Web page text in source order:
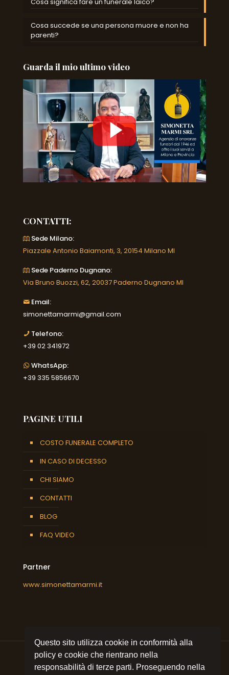
Questo sito utilizza cookie in conformità alla
policy e cookie che rientrano nella
responsabilità di terze parti. Proseguendo nella
Cosa succede se una persona muore e non ha
parenti?
Guarda il mio ultimo video
CONTATTI:
Sede Milano:
Piazzale Antonio Baiamonti, 3, 20154 Milano MI
Sede Paderno Dugnano:
Via Bruno Buozzi, 62, 20037 Paderno Dugnano MI
Email:
simonettamarmi@gmail.com
Telefono:
+39 02 341972
WhatsApp:
+39 335 5856670
PAGINE UTILI
COSTO FUNERALE COMPLETO
IN CASO DI DECESSO
CHI SIAMO
CONTATTI
BLOG
FAQ VIDEO
Partner
www.simonettamarmi.it